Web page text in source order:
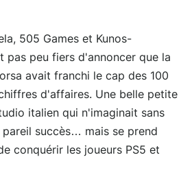
505 Games et Kunos-
pas peu fiers d'annoncer que la
avait franchi le cap des 100
d'affaires. Une belle petite
italien qui n'imaginait sans
succès… mais se prend
conquérir les joueurs PS5 et